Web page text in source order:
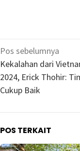
Navigasi
pos
Pos sebelumnya
Kekalahan dari
2024, Erick Thohir:
Cukup Baik
POS TERKAIT